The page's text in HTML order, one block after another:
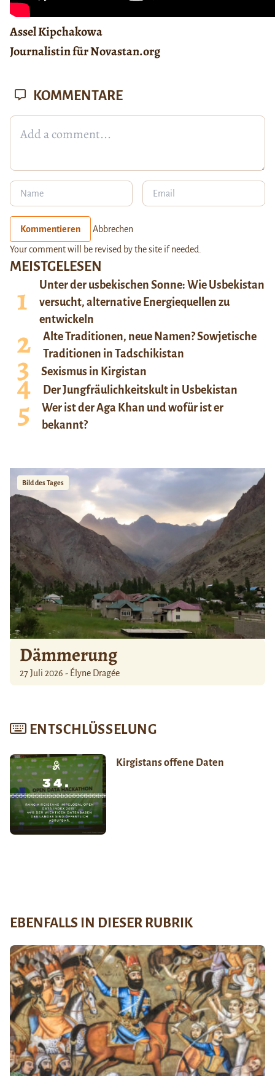
Assel Kipchakowa
Journalistin für Novastan.org
MEISTGELESEN
Unter der usbekischen Sonne: Wie Usbekistan
versucht, alternative Energiequellen zu
entwickeln
Alte Traditionen, neue Namen? Sowjetische
Traditionen in Tadschikistan
Sexismus in Kirgistan
Der Jungfräulichkeitskult in Usbekistan
Wer ist der Aga Khan und wofür ist er
bekannt?
Bild des Tages
Dämmerung
27 Juli 2026 - Élyne Dragée
ENTSCHLÜSSELUNG
Kirgistans offene Daten
KOMMENTARE
Kommentieren Abbrechen
Your comment will be revised by the site if needed.
EBENFALLS IN DIESER RUBRIK